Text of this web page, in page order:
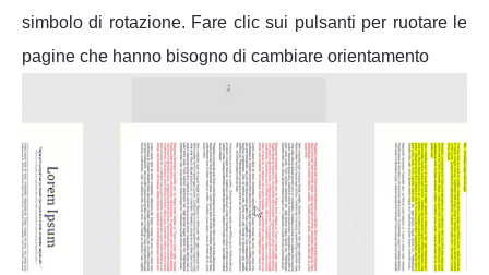
simbolo di rotazione. Fare clic sui pulsanti per ruotare le
pagine che hanno bisogno di cambiare orientamento